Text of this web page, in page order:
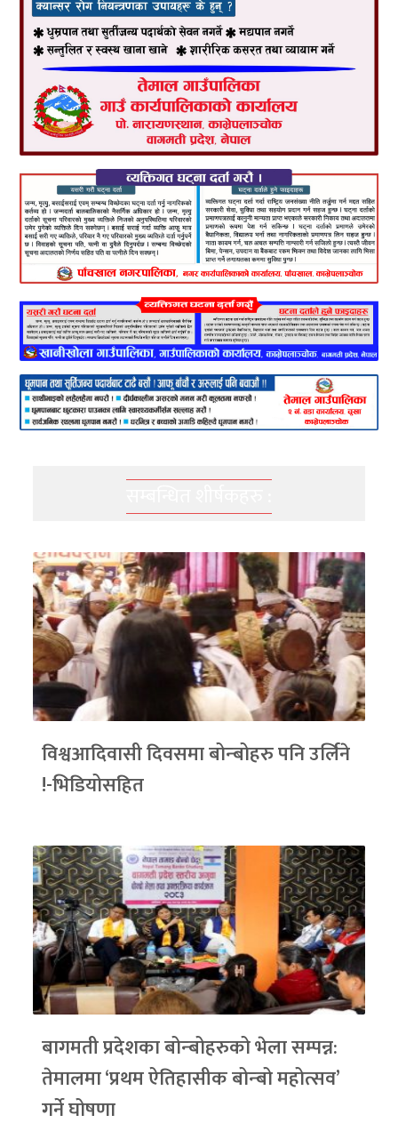
विश्वआदिवासी दिवसमा बोन्बोहरु पनि उर्लिने
!-भिडियोसहित
बागमती प्रदेशका बोन्बोहरुको भेला सम्पन्न:
तेमालमा ‘प्रथम ऐतिहासीक बोन्बो महोत्सव’
गर्ने घोषणा